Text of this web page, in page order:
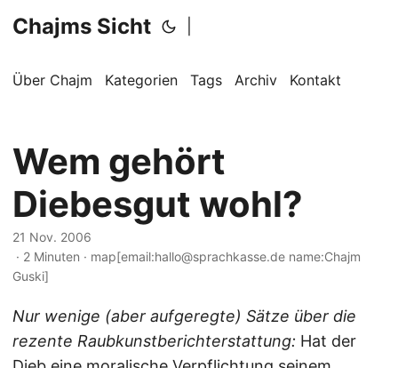
Chajms Sicht
Über Chajm Kategorien Tags Archiv Kontakt
Wem gehört
Diebesgut wohl?
21 Nov. 2006
· 2 Minuten · map[email:hallo@sprachkasse.de name:Chajm
Guski]
Nur wenige (aber aufgeregte) Sätze über die
rezente Raubkunstberichterstattung: Hat der